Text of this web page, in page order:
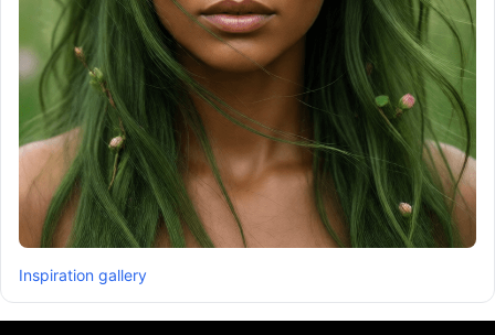
Inspiration gallery